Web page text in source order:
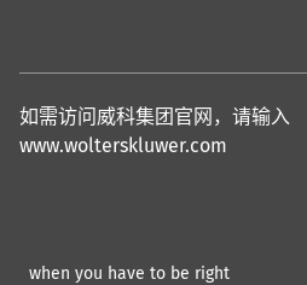
如需访问威科集团官网，请输入
www.wolterskluwer.com
when you have to be right